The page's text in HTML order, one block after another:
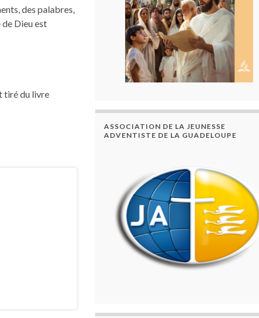
des palabres,
de Dieu est
tiré du livre
ASSOCIATION DE LA JEUNESSE
ADVENTISTE DE LA GUADELOUPE